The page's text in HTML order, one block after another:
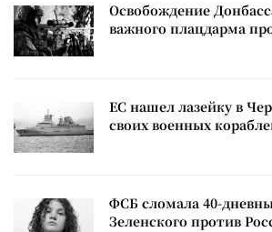
Освобождение
важного плацдарма
ЕС нашел лазейку в
своих военных
ФСБ сломала 40-
Зеленского против